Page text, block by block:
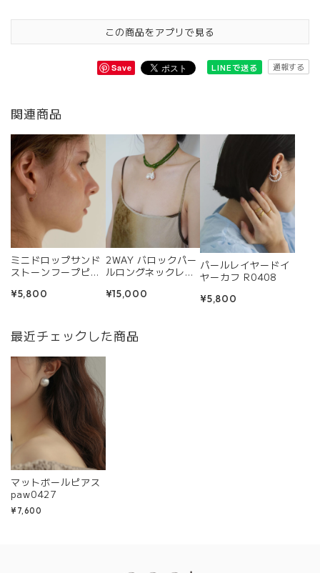
この商品をアプリで見る
Save LINEで送る 通報する
関連商品
ミニドロップサンド
ストーンフープピア
¥5,800
2WAY バロックパー
ルロングネックレス
¥15,000
パールレイヤードイ
ヤーカフ R0408
¥5,800
最近チェックした商品
マットボールピアス
paw0427
¥7,600